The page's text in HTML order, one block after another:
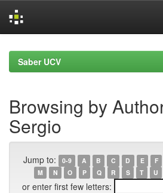
navigationSaber UCV
Browsing by
Sergio
Jump to: 0-9 A B C D E F
M
N O P Q R S T U
or enter first few letters: